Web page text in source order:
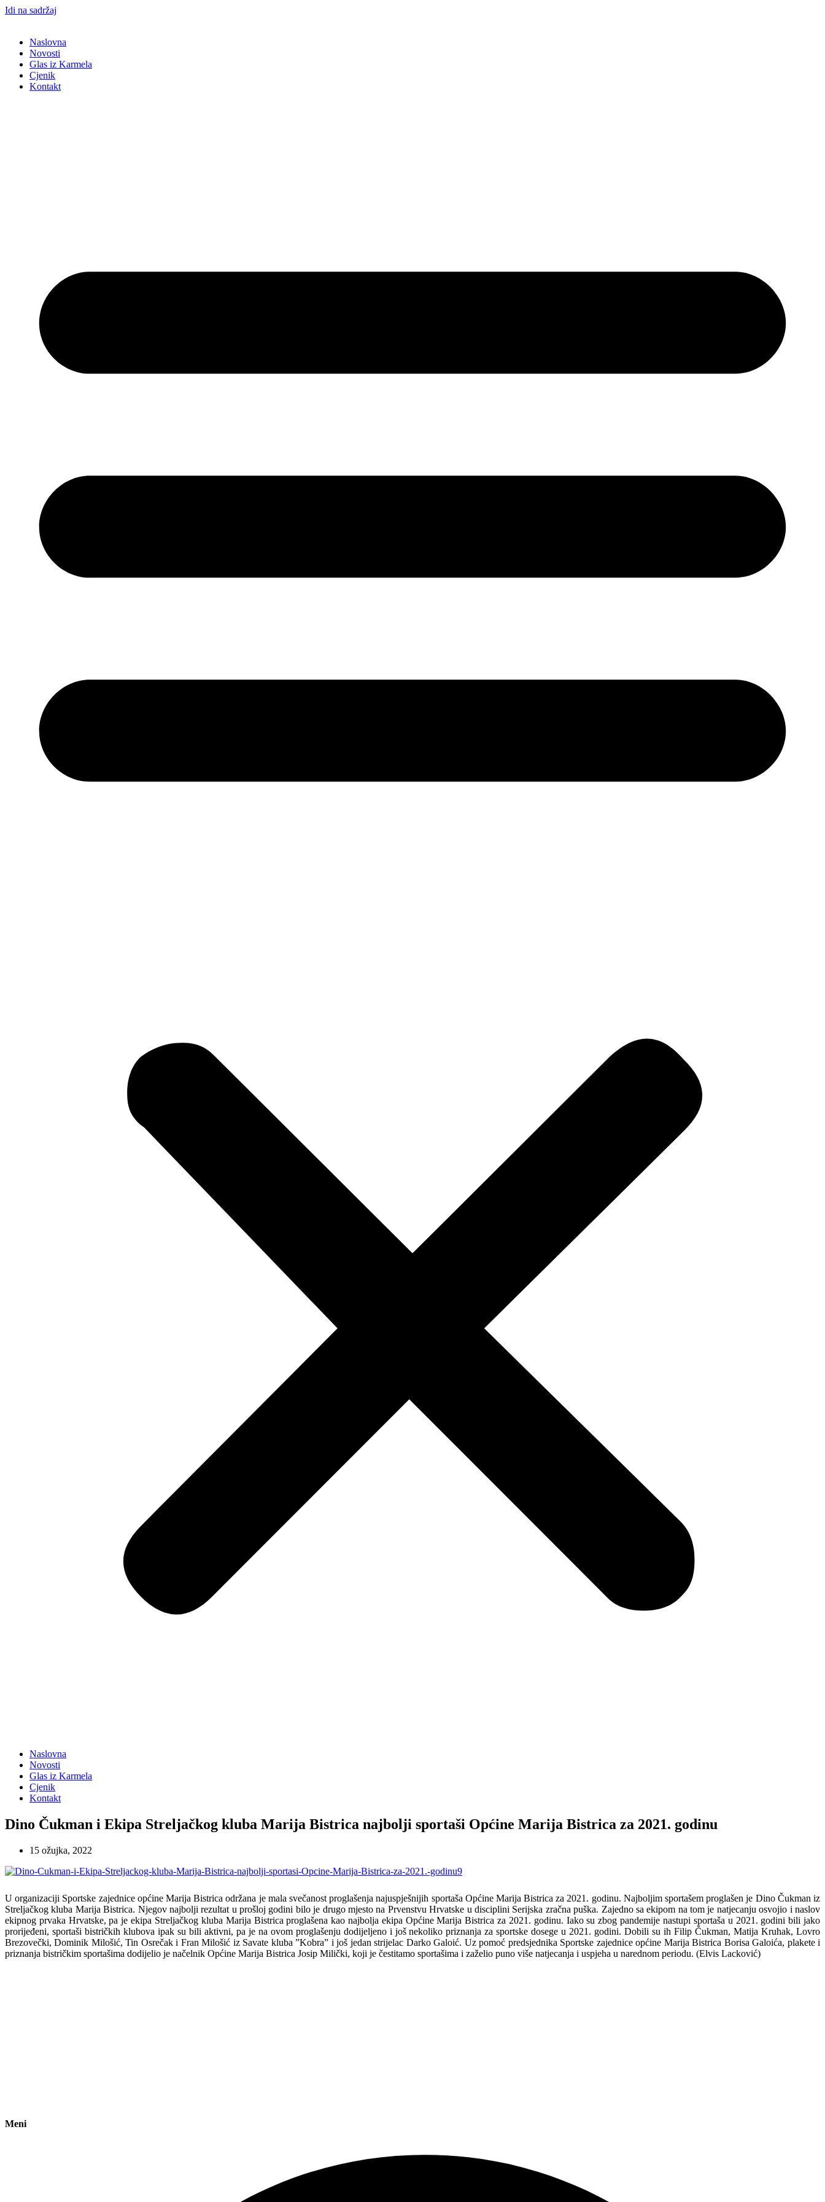
Idi na sadržaj
Naslovna
Novosti
Glas iz Karmela
Cjenik
Kontakt
Naslovna
Novosti
Glas iz Karmela
Cjenik
Kontakt
Dino Čukman i Ekipa Streljačkog kluba Marija Bistrica najbolji sportaši Općine Marija Bistrica za 2021. godinu
15 ožujka, 2022
U organizaciji Sportske zajednice općine Marija Bistrica održana je mala svečanost proglašenja najuspješnijih sportaša Općine Marija Bistrica za 2021. godinu. Najboljim sportašem proglašen je Dino Čukman iz
Streljačkog kluba Marija Bistrica. Njegov najbolji rezultat u prošloj godini bilo je drugo mjesto na Prvenstvu Hrvatske u disciplini Serijska zračna puška. Zajedno sa ekipom na tom je natjecanju osvojio i naslov
ekipnog prvaka Hrvatske, pa je ekipa Streljačkog kluba Marija Bistrica proglašena kao najbolja ekipa Općine Marija Bistrica za 2021. godinu. Iako su zbog pandemije nastupi sportaša u 2021. godini bili jako
prorijeđeni, sportaši bistričkih klubova ipak su bili aktivni, pa je na ovom proglašenju dodijeljeno i još nekoliko priznanja za sportske dosege u 2021. godini. Dobili su ih Filip Čukman, Matija Kruhak, Lovro
Brezovečki, Dominik Milošić, Tin Osrečak i Fran Milošić iz Savate kluba ”Kobra” i još jedan strijelac Darko Galoić. Uz pomoć predsjednika Sportske zajednice općine Marija Bistrica Borisa Galoića, plakete i
priznanja bistričkim sportašima dodijelio je načelnik Općine Marija Bistrica Josip Milički, koji je čestitamo sportašima i zaželio puno više natjecanja i uspjeha u narednom periodu. (Elvis Lacković)
Meni